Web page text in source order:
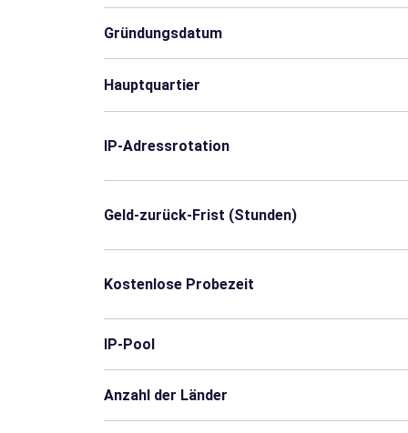
Uruguay
Benin
Ghana Guyana
Palau
Ruanda Senegal
Trinidad und Tobago Uganda
Dschibuti Gambia
Gründungsdatum
Hauptquartier
IP-Adressrotation
Geld-zurück-Frist (Stunden)
Kostenlose Probezeit
IP-Pool
Anzahl der Länder